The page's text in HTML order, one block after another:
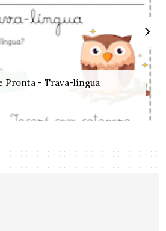
Pronta - Trava-língua